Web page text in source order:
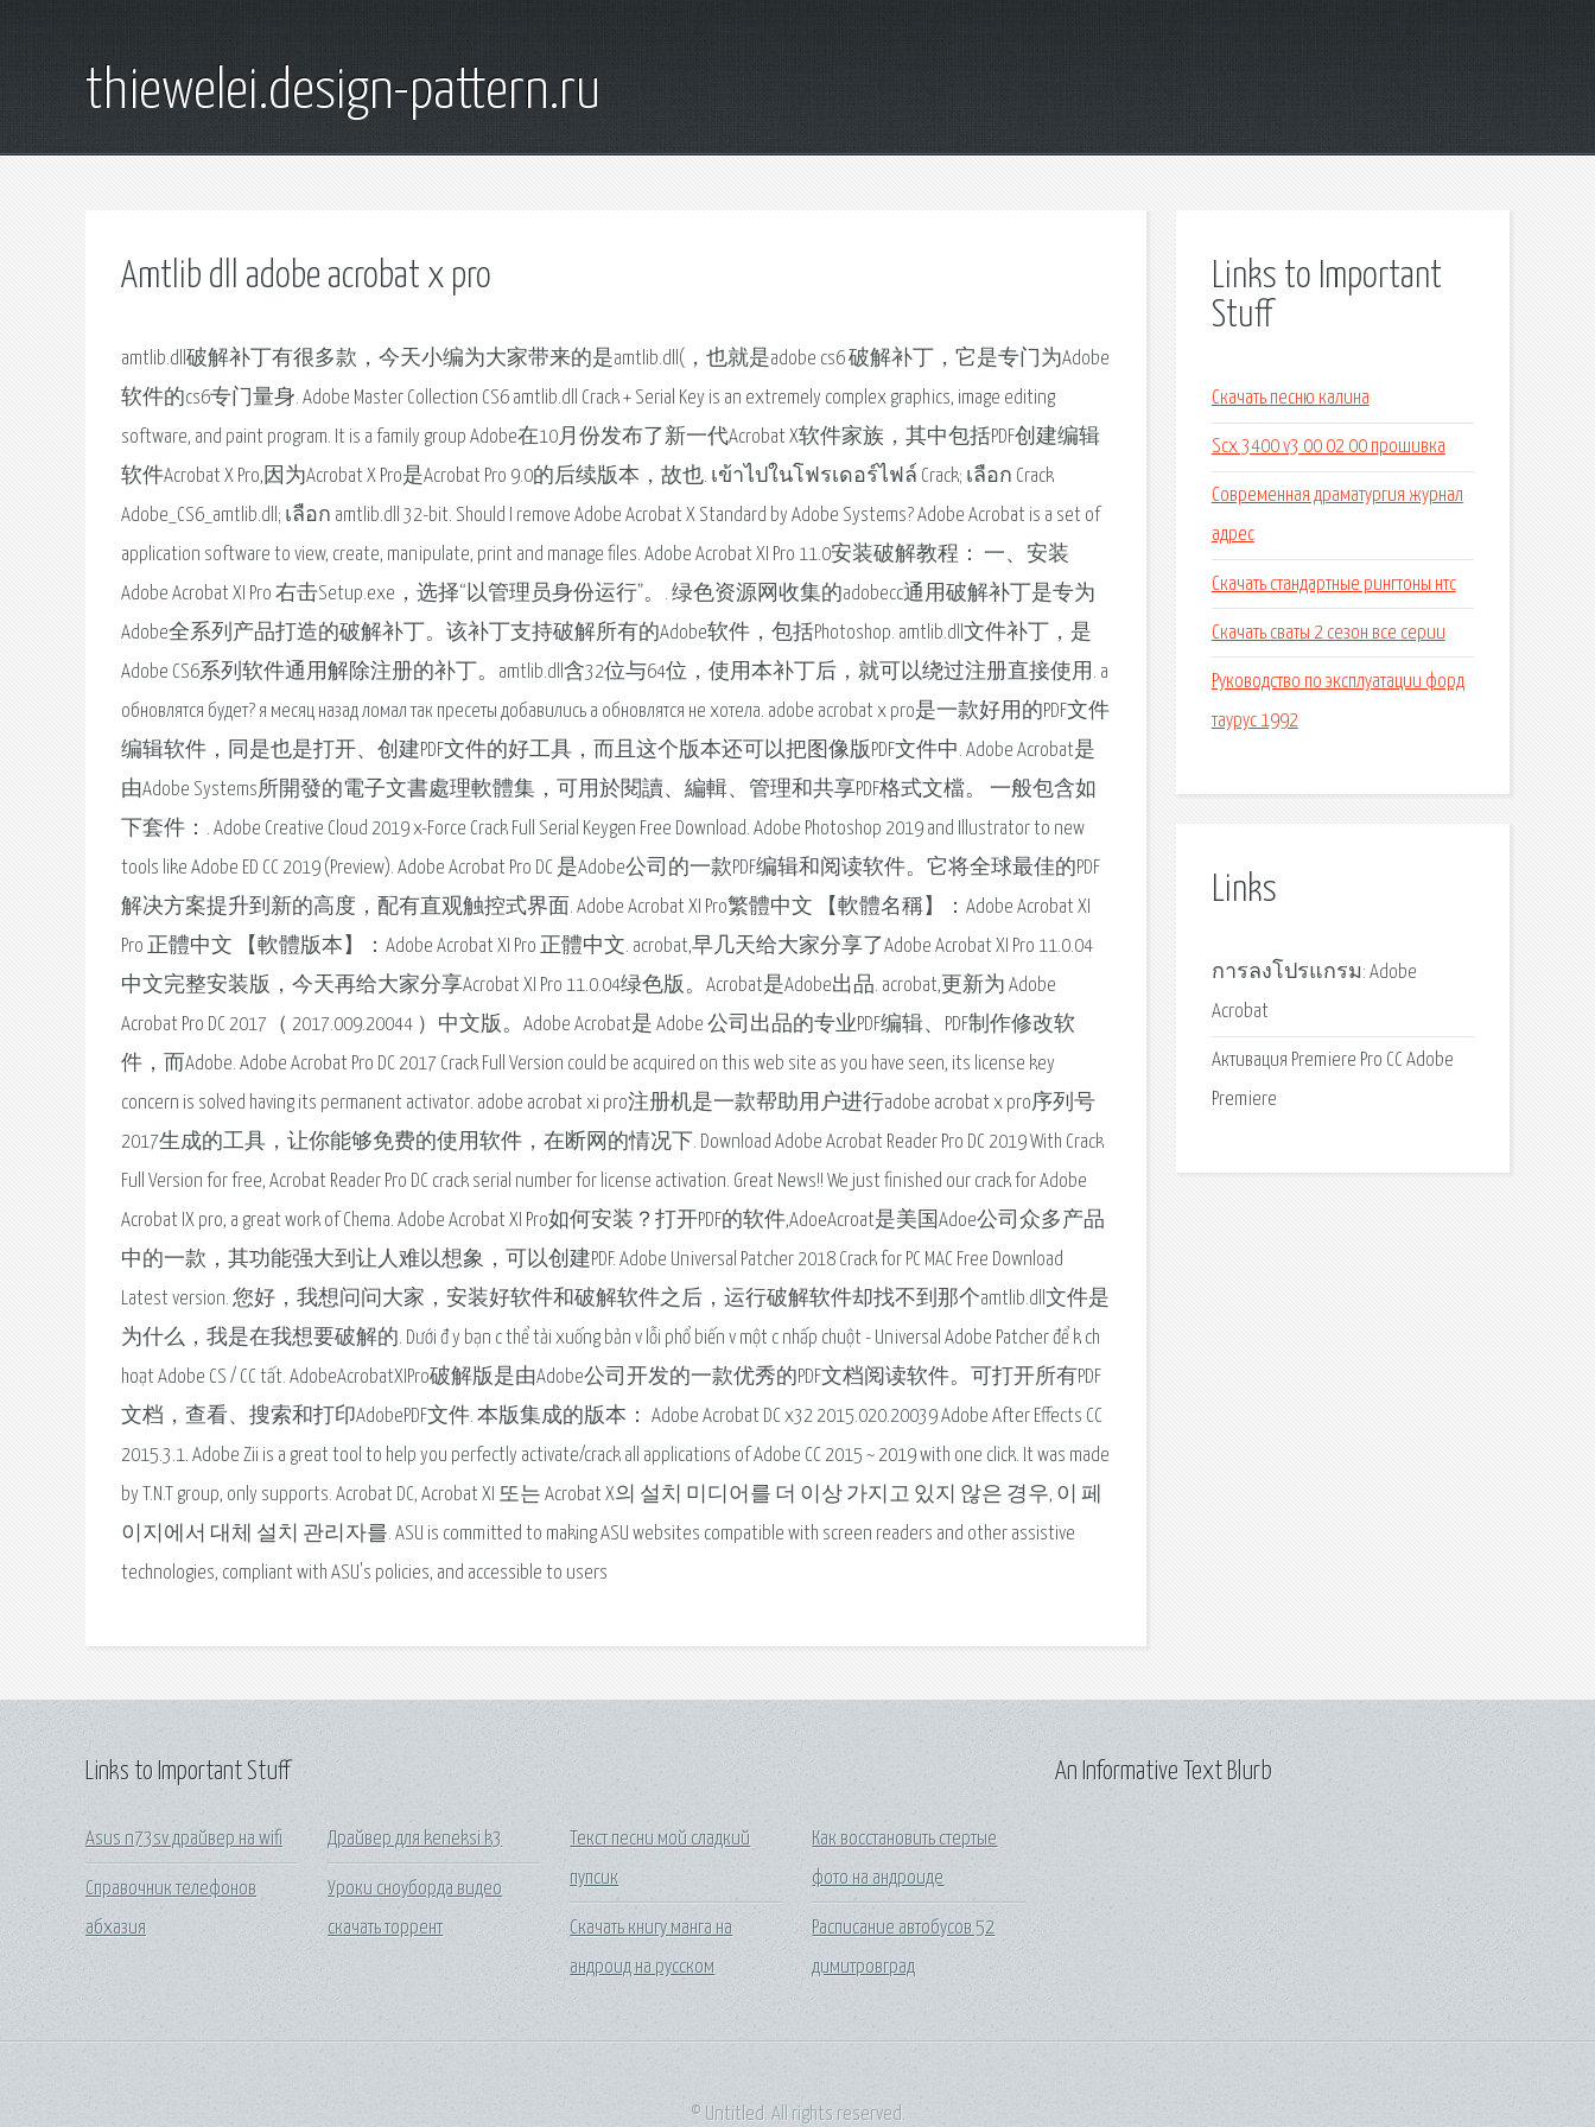
thiewelei.design-pattern.ru
Amtlib dll adobe acrobat x pro
amtlib.dll破解补丁有很多款，今天小编为大家带来的是amtlib.dll(，也就是adobe cs6 破解补丁，它是专门为Adobe
软件的cs6专门量身. Adobe Master Collection CS6 amtlib.dll Crack + Serial Key is an extremely complex graphics, image editing
software, and paint program. It is a family group Adobe在10月份发布了新一代Acrobat X软件家族，其中包括PDF创建编辑
软件Acrobat X Pro,因为Acrobat X Pro是Acrobat Pro 9.0的后续版本，故也. เข้าไปในโฟรเดอร์ไฟล์ Crack; เลือก Crack
Adobe_CS6_amtlib.dll; เลือก amtlib.dll 32-bit. Should I remove Adobe Acrobat X Standard by Adobe Systems? Adobe Acrobat is a set of
application software to view, create, manipulate, print and manage files. Adobe Acrobat XI Pro 11.0安装破解教程： 一、安装
Adobe Acrobat XI Pro 右击Setup.exe，选择“以管理员身份运行”。. 绿色资源网收集的adobecc通用破解补丁是专为
Adobe全系列产品打造的破解补丁。该补丁支持破解所有的Adobe软件，包括Photoshop. amtlib.dll文件补丁，是
Adobe CS6系列软件通用解除注册的补丁。amtlib.dll含32位与64位，使用本补丁后，就可以绕过注册直接使用. а
обновлятся будет? я месяц назад ломал так пресеты добавились а обновлятся не хотела. adobe acrobat x pro是一款好用的PDF文件
编辑软件，同是也是打开、创建PDF文件的好工具，而且这个版本还可以把图像版PDF文件中. Adobe Acrobat是
由Adobe Systems所開發的電子文書處理軟體集，可用於閱讀、編輯、管理和共享PDF格式文檔。 一般包含如
下套件：. Adobe Creative Cloud 2019 x-Force Crack Full Serial Keygen Free Download. Adobe Photoshop 2019 and Illustrator to new
tools like Adobe ED CC 2019 (Preview). Adobe Acrobat Pro DC 是Adobe公司的一款PDF编辑和阅读软件。它将全球最佳的PDF
解决方案提升到新的高度，配有直观触控式界面. Adobe Acrobat XI Pro繁體中文 【軟體名稱】：Adobe Acrobat XI
Pro 正體中文 【軟體版本】：Adobe Acrobat XI Pro 正體中文. acrobat,早几天给大家分享了Adobe Acrobat XI Pro 11.0.04
中文完整安装版，今天再给大家分享Acrobat XI Pro 11.0.04绿色版。Acrobat是Adobe出品. acrobat,更新为 Adobe
Acrobat Pro DC 2017（ 2017.009.20044 ）中文版。Adobe Acrobat是 Adobe 公司出品的专业PDF编辑、PDF制作修改软
件，而Adobe. Adobe Acrobat Pro DC 2017 Crack Full Version could be acquired on this web site as you have seen, its license key
concern is solved having its permanent activator. adobe acrobat xi pro注册机是一款帮助用户进行adobe acrobat x pro序列号
2017生成的工具，让你能够免费的使用软件，在断网的情况下. Download Adobe Acrobat Reader Pro DC 2019 With Crack
Full Version for free, Acrobat Reader Pro DC crack serial number for license activation. Great News!! We just finished our crack for Adobe
Acrobat IX pro, a great work of Chema. Adobe Acrobat XI Pro如何安装？打开PDF的软件,AdoeAcroat是美国Adoe公司众多产品
中的一款，其功能强大到让人难以想象，可以创建PDF. Adobe Universal Patcher 2018 Crack for PC MAC Free Download
Latest version. 您好，我想问问大家，安装好软件和破解软件之后，运行破解软件却找不到那个amtlib.dll文件是
为什么，我是在我想要破解的. Dưới đ y bạn c thể tải xuống bản v lỗi phổ biến v một c nhấp chuột - Universal Adobe Patcher để k ch
hoạt Adobe CS / CC tất. AdobeAcrobatXIPro破解版是由Adobe公司开发的一款优秀的PDF文档阅读软件。可打开所有PDF
文档，查看、搜索和打印AdobePDF文件. 本版集成的版本： Adobe Acrobat DC x32 2015.020.20039 Adobe After Effects CC
2015.3.1. Adobe Zii is a great tool to help you perfectly activate/crack all applications of Adobe CC 2015 ~ 2019 with one click. It was made
by T.N.T group, only supports. Acrobat DC, Acrobat XI 또는 Acrobat X의 설치 미디어를 더 이상 가지고 있지 않은 경우, 이 페
이지에서 대체 설치 관리자를. ASU is committed to making ASU websites compatible with screen readers and other assistive
technologies, compliant with ASU's policies, and accessible to users
Links to Important
Stuff
Скачать песню калина
Scx 3400 v3 00 02 00 прошивка
Современная драматургия журнал
адрес
Скачать стандартные рингтоны нтс
Скачать сваты 2 сезон все серии
Руководство по эксплуатации форд
таурус 1992
Links
การลงโปรแกรม: Adobe
Acrobat
Активация Premiere Pro CC Adobe
Premiere
Links to Important Stuff
Asus n73sv драйвер на wifi
Справочник телефонов
абхазия
Драйвер для keneksi k3
Уроки сноуборда видео
скачать торрент
Текст песни мой сладкий
пупсик
Скачать книгу манга на
андроид на русском
Как восстановить стертые
фото на андроиде
Расписание автобусов 52
димитровград
An Informative Text Blurb
© Untitled. All rights reserved.